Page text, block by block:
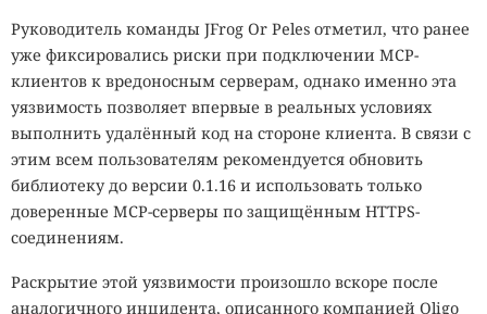
Руководитель команды JFrog Or Peles отметил, что ранее
уже фиксировались риски при подключении MCP-
клиентов к вредоносным серверам, однако именно эта
уязвимость позволяет впервые в реальных условиях
выполнить удалённый код на стороне клиента. В связи с
этим всем пользователям рекомендуется обновить
библиотеку до версии 0.1.16 и использовать только
доверенные MCP-серверы по защищённым HTTPS-
соединениям.
Раскрытие этой уязвимости произошло вскоре после
аналогичного инцидента, описанного компанией Oligo